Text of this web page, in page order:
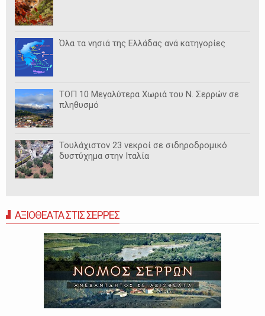
Όλα τα νησιά της Ελλάδας ανά κατηγορίες
ΤΟΠ 10 Μεγαλύτερα Χωριά του Ν. Σερρών σε
πληθυσμό
Τουλάχιστον 23 νεκροί σε σιδηροδρομικό
δυστύχημα στην Ιταλία
ΑΞΙΟΘΕΑΤΑ ΣΤΙΣ ΣΕΡΡΕΣ